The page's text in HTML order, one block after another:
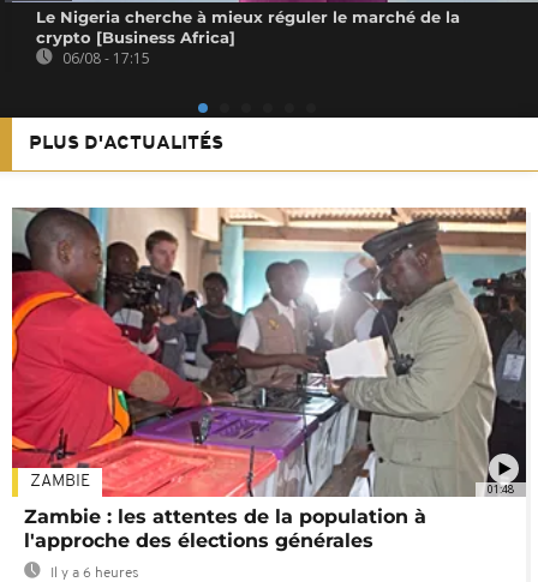
Le Nigeria cherche à mieux réguler le marché de la
crypto [Business Africa]
06/08 - 17:15
PLUS D'ACTUALITÉS
01:48
ZAMBIE
Zambie : les attentes de la population à
l'approche des élections générales
Il y a 6 heures